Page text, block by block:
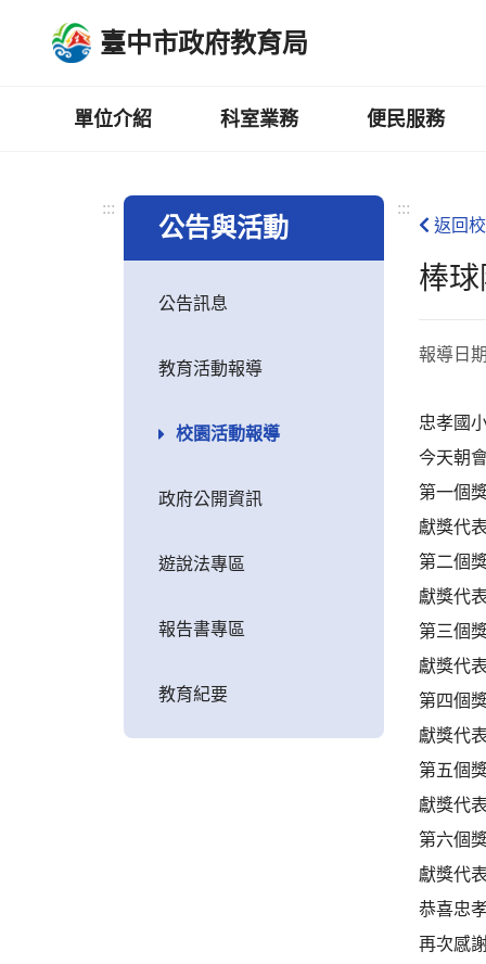
臺中市政府教育局
單位介紹 科室業務 便民服務
:::
公告與活動
公告訊息
教育活動報導
校園活動報導
政府公開資訊
遊說法專區
報告書專區
教育紀要
:::
返回
棒
報導日
忠孝國
今天朝
第一個
獻獎代
第二個
獻獎代
第三個
獻獎代
第四個
獻獎代
第五個
獻獎代
第六個
獻獎代
恭喜忠
再次感